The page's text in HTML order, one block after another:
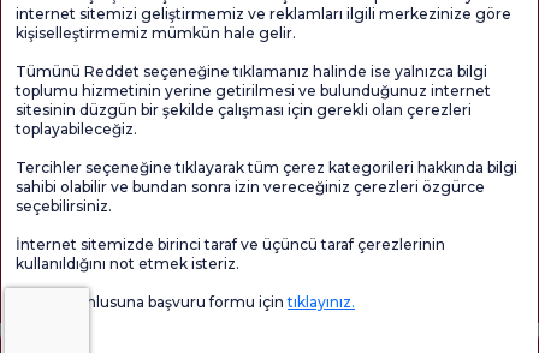
Sayfa içeriği sadece bilgilendirme amaçlıdır. Tanı ve tedavi için mutlaka
doktorunuza başvurunuz.
@2026 Grup Florence Nightingale Hastaneleri
Editör: Uğurcan Durmuş - 0 549 455 55 46. - Güncelleme Tarihi: 10.08.2026
internet sitemizi geliştirmemiz ve reklamları ilgili merkezinize göre
kişiselleştirmemiz mümkün hale gelir.
Tümünü Reddet seçeneğine tıklamanız halinde ise yalnızca bilgi
toplumu hizmetinin yerine getirilmesi ve bulunduğunuz internet
sitesinin düzgün bir şekilde çalışması için gerekli olan çerezleri
toplayabileceğiz.
Tercihler seçeneğine tıklayarak tüm çerez kategorileri hakkında bilgi
sahibi olabilir ve bundan sonra izin vereceğiniz çerezleri özgürce
seçebilirsiniz.
İnternet sitemizde birinci taraf ve üçüncü taraf çerezlerinin
kullanıldığını not etmek isteriz.
Veri sorumlusuna başvuru formu içintıklayınız.